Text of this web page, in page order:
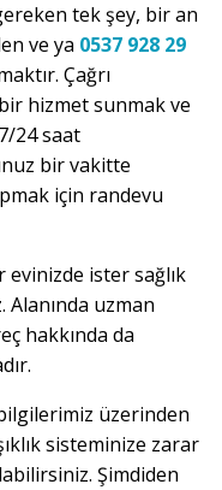
tek şey, bir an
ve ya 0537 928 29
Çağrı
hizmet sunmak ve
24 saat
bir vakitte
için randevu
ister sağlık
uzman
hakkında da
üzerinden
sisteminize zarar
Şimdiden